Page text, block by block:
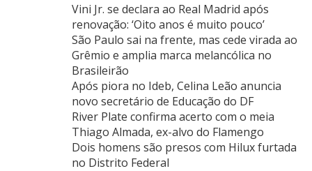
Vini Jr. se declara ao Real Madrid após
renovação: ‘Oito anos é muito pouco’
São Paulo sai na frente, mas cede virada ao
Grêmio e amplia marca melancólica no
Brasileirão
Após piora no Ideb, Celina Leão anuncia
novo secretário de Educação do DF
River Plate confirma acerto com o meia
Thiago Almada, ex-alvo do Flamengo
Dois homens são presos com Hilux furtada
no Distrito Federal